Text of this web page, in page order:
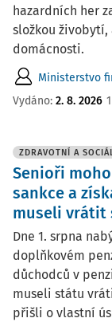
hazardních her
složkou živobytí,
domácnosti.
Ministerstvo
Vydáno: 2. 8. 2026
ZDRAVOTNÍ A
Senioři
sankce a
museli vrátit
Dne 1. srpna
doplňkovém
důchodců v
museli státu
přišli o vlastní